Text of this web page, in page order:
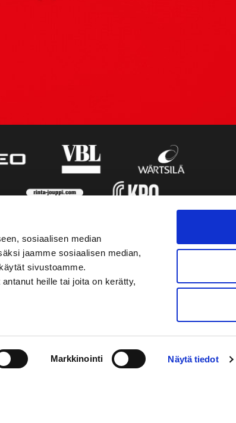
sosiaalisen median
jaamme sosiaalisen median,
sivustoamme.
heille tai joita on kerätty,
Markkinointi Näytä tiedot
MEDIER
VAASAN SPORT
NYHETSBREVET